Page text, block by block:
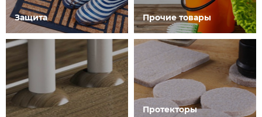
Защита Прочие товары
Протекторы